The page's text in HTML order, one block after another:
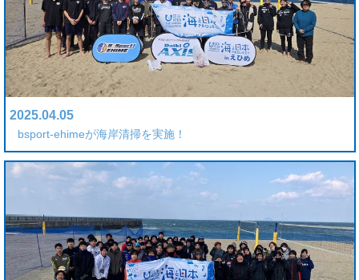
2025.04.05
bsport-ehimeが海岸清掃を実施！